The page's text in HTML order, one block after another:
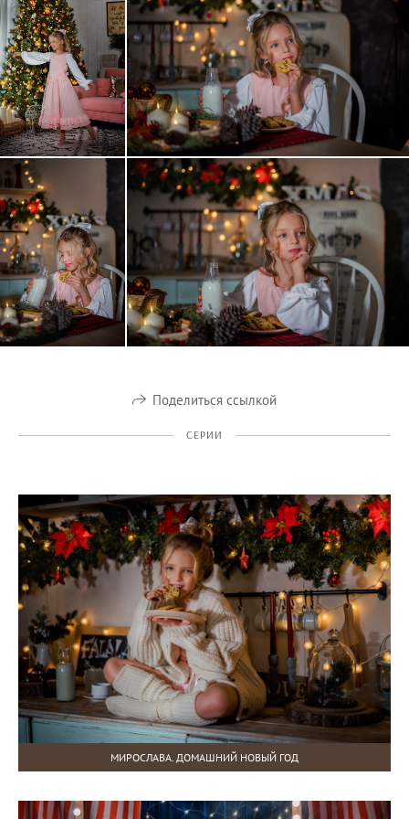
Поделиться ссылкой
СЕРИИ
МИРОСЛАВА. ДОМАШНИЙ НОВЫЙ ГОД